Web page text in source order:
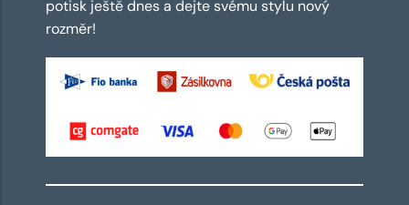
potisk ještě dnes a dejte svému stylu nový
rozměr!